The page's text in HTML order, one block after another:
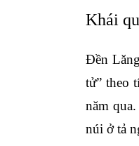
Khái
Đền
tử” theo
năm
núi ở tả